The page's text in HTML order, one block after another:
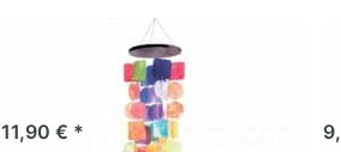
Muschelmobile
rund regenbogen
11,90 € *